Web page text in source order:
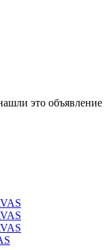
это объявление